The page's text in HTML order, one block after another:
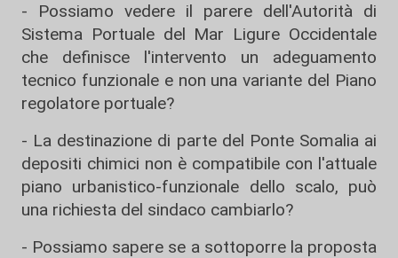
- Possiamo vedere il parere dell'Autorità di
Sistema Portuale del Mar Ligure Occidentale
che definisce l'intervento un adeguamento
tecnico funzionale e non una variante del Piano
regolatore portuale?
- La destinazione di parte del Ponte Somalia ai
depositi chimici non è compatibile con l'attuale
piano urbanistico-funzionale dello scalo, può
una richiesta del sindaco cambiarlo?
- Possiamo sapere se a sottoporre la proposta